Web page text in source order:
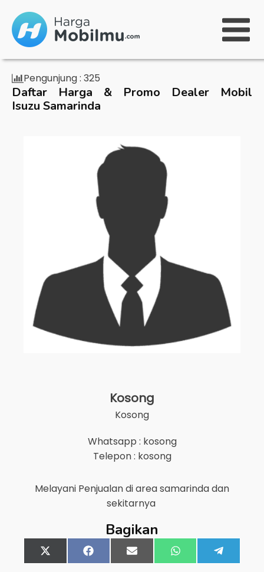
Pengunjung : 325
Daftar Harga & Promo Dealer Mobil
Isuzu Samarinda
Kosong
Kosong
Whatsapp : kosong
Telepon : kosong
Melayani Penjualan di areasamarindadan
sekitarnya
Bagikan
Share
on
X
(Twitter)
Share
on
FacebookShare
on
Email Share
on
WhatsApp
on